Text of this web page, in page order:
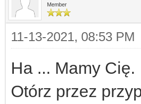
Member
11-13-2021, 08:53 PM
Ha ... Mamy Cię.
Otórz przez